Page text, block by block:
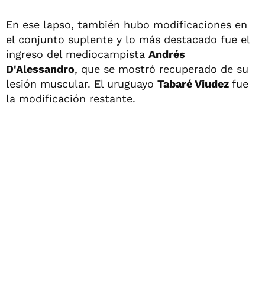
En ese lapso, también hubo modificaciones en
el conjunto suplente y lo más destacado fue el
ingreso del mediocampista Andrés
D'Alessandro, que se mostró recuperado de su
lesión muscular. El uruguayo Tabaré Viudez fue
la modificación restante.